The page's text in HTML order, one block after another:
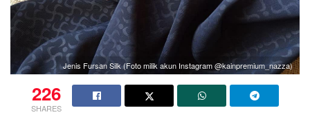
Jenis Fursan Silk (Foto milik akun Instagram @kainpremium_nazza)
226
SHARES